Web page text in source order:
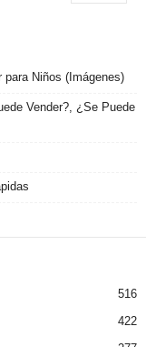
Niños (Imágenes)
Vender?, ¿Se Puede
516
422